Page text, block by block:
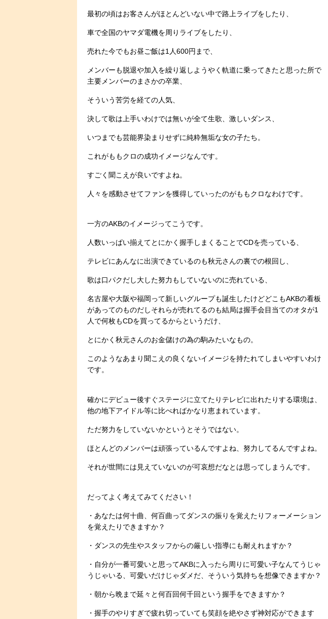
最初の頃はお客さんがほとんどいない中で路上ライブをしたり、
車で全国のヤマダ電機を周りライブをしたり、
売れた今でもお昼ご飯は1人600円まで、
メンバーも脱退や加入を繰り返しようやく軌道に乗ってきたと思った所で
主要メンバーのまさかの卒業、
そういう苦労を経ての人気、
決して歌は上手いわけでは無いが全て生歌、激しいダンス、
いつまでも芸能界染まりせずに純粋無垢な女の子たち。
これがももクロの成功イメージなんです。
すごく聞こえが良いですよね。
人々を感動させてファンを獲得していったのがももクロなわけです。
一方のAKBのイメージってこうです。
人数いっぱい揃えてとにかく握手しまくることでCDを売っている、
テレビにあんなに出演できているのも秋元さんの裏での根回し、
歌は口パクだし大した努力もしていないのに売れている、
名古屋や大阪や福岡って新しいグループも誕生したけどどこもAKBの看板
があってのものだしそれらが売れてるのも結局は握手会目当てのオタが1
人で何枚もCDを買ってるからというだけ、
とにかく秋元さんのお金儲けの為の駒みたいなもの。
このようなあまり聞こえの良くないイメージを持たれてしまいやすいわけ
です。
確かにデビュー後すぐステージに立てたりテレビに出れたりする環境は、
他の地下アイドル等に比べればかなり恵まれています。
ただ努力をしていないかというとそうではない。
ほとんどのメンバーは頑張っているんですよね、努力してるんですよね。
それが世間には見えていないのが可哀想だなとは思ってしまうんです。
だってよく考えてみてください！
・あなたは何十曲、何百曲ってダンスの振りを覚えたりフォーメーション
を覚えたりできますか？
・ダンスの先生やスタッフからの厳しい指導にも耐えれますか？
・自分が一番可愛いと思ってAKBに入ったら周りに可愛い子なんてうじゃ
うじゃいる、可愛いだけじゃダメだ、そういう気持ちを想像できますか？
・朝から晩まで延々と何百回何千回という握手をできますか？
・握手のやりすぎで疲れ切っていても笑顔を絶やさず神対応ができます